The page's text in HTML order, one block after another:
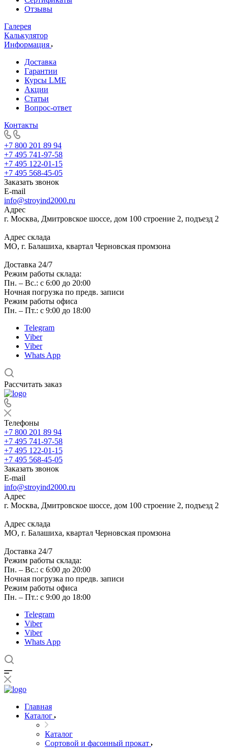
Отзывы
Галерея
Калькулятор
Информация
Доставка
Гарантии
Курсы LME
Акции
Статьи
Вопрос-ответ
Контакты
+7 800 201 89 94
+7 495 741-97-58
+7 495 122-01-15
+7 495 568-45-05
Заказать звонок
E-mail
info@stroyind2000.ru
Адрес
г. Москва, Дмитровское шоссе, дом 100 строение 2, подъезд 2
Адрес склада
МО, г. Балашиха, квартал Черновская промзона
Доставка 24/7
Режим работы склада:
Пн. – Вс.: с 6:00 до 20:00
Ночная погрузка по предв. записи
Режим работы офиса
Пн. – Пт.: с 9:00 до 18:00
Telegram
Viber
Viber
Whats App
Рассчитать заказ
Телефоны
+7 800 201 89 94
+7 495 741-97-58
+7 495 122-01-15
+7 495 568-45-05
Заказать звонок
E-mail
info@stroyind2000.ru
Адрес
г. Москва, Дмитровское шоссе, дом 100 строение 2, подъезд 2
Адрес склада
МО, г. Балашиха, квартал Черновская промзона
Доставка 24/7
Режим работы склада:
Пн. – Вс.: с 6:00 до 20:00
Ночная погрузка по предв. записи
Режим работы офиса
Пн. – Пт.: с 9:00 до 18:00
Telegram
Viber
Viber
Whats App
Главная
Каталог
Каталог
Сортовой и фасонный прокат